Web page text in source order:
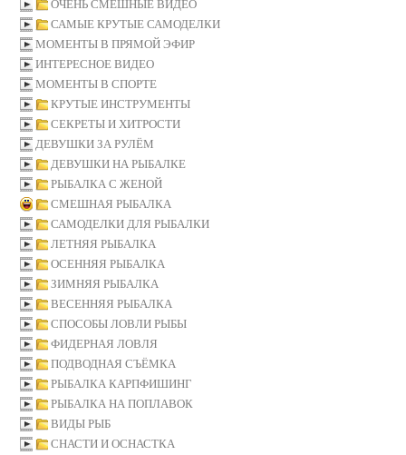
ОЧЕНЬ СМЕШНЫЕ ВИДЕО
САМЫЕ КРУТЫЕ САМОДЕЛКИ
МОМЕНТЫ В ПРЯМОЙ ЭФИР
ИНТЕРЕСНОЕ ВИДЕО
МОМЕНТЫ В СПОРТЕ
КРУТЫЕ ИНСТРУМЕНТЫ
СЕКРЕТЫ И ХИТРОСТИ
ДЕВУШКИ ЗА РУЛЁМ
ДЕВУШКИ НА РЫБАЛКЕ
РЫБАЛКА С ЖЕНОЙ
СМЕШНАЯ РЫБАЛКА
САМОДЕЛКИ ДЛЯ РЫБАЛКИ
ЛЕТНЯЯ РЫБАЛКА
ОСЕННЯЯ РЫБАЛКА
ЗИМНЯЯ РЫБАЛКА
ВЕСЕННЯЯ РЫБАЛКА
СПОСОБЫ ЛОВЛИ РЫБЫ
ФИДЕРНАЯ ЛОВЛЯ
ПОДВОДНАЯ СЪЁМКА
РЫБАЛКА КАРПФИШИНГ
РЫБАЛКА НА ПОПЛАВОК
ВИДЫ РЫБ
СНАСТИ И ОСНАСТКА